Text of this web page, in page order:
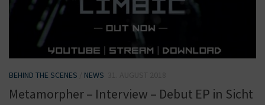
BEHIND THE SCENES NEWS
Metamorpher – Interview – Debut EP in Sicht